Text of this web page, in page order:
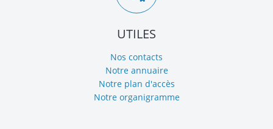
UTILES
Nos contacts
Notre annuaire
Notre plan d'accès
Notre organigramme